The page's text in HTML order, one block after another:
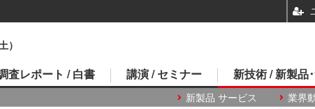
）
査レポート / 白書 講演 / セミナー 新技術 / 新製品
新製品 サービス 業界